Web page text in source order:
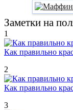
Заметки на
1
Как правильно
2
Как правильно
3